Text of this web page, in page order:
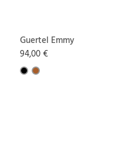
Guertel Emmy
94,00 €